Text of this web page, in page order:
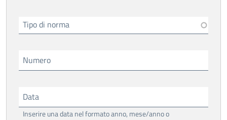
Tipo di norma
Numero
Data
Inserire una data nel formato anno, mese/anno o